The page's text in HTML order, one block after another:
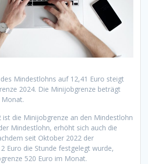
Mindestlohns auf 12,41 Euro steigt
2024. Die Minijobgrenze beträgt
ist die Minijobgrenze an den Mindestlohn
Mindestlohn, erhöht sich auch die
seit Oktober 2022 der
Euro die Stunde festgelegt wurde,
520 Euro im Monat.